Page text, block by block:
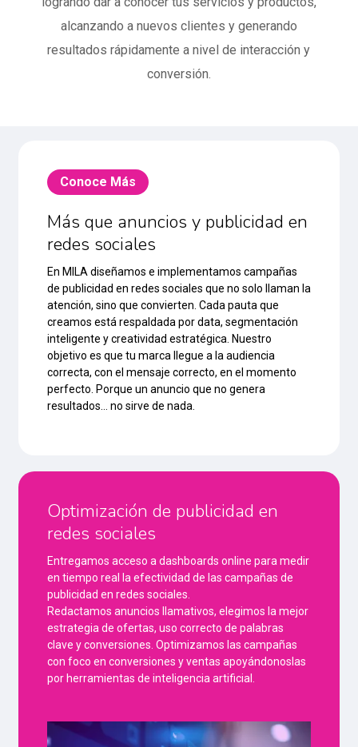
alcanzando a nuevos clientes y generando
resultados rápidamente a nivel de interacción y
conversión.
Conoce Más
Más que anuncios y publicidad en
redes sociales
En MILA diseñamos e implementamos campañas
de publicidad en redes sociales que no solo llaman la
atención, sino que convierten. Cada pauta que
creamos está respaldada por data, segmentación
inteligente y creatividad estratégica. Nuestro
objetivo es que tu marca llegue a la audiencia
correcta, con el mensaje correcto, en el momento
perfecto. Porque un anuncio que no genera
resultados… no sirve de nada.
Optimización de publicidad en
redes sociales
Entregamos acceso a dashboards online para medir
en tiempo real la efectividad de las campañas de
publicidad en redes sociales.
Redactamos anuncios llamativos, elegimos la mejor
estrategia de ofertas, uso correcto de palabras
clave y conversiones. Optimizamos las campañas
con foco en conversiones y ventas apoyándonoslas
por herramientas de inteligencia artificial.